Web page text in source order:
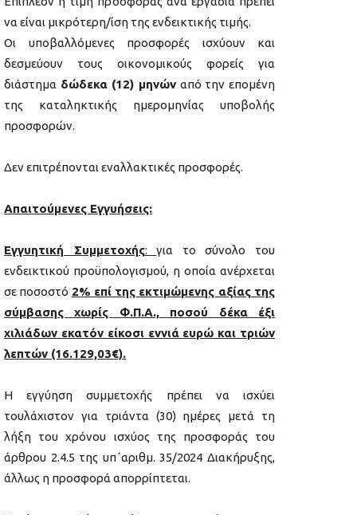
να είναι μικρότερη/ίση της ενδεικτικής τιμής.
Οι υποβαλλόμενες προσφορές ισχύουν και
δεσμεύουν τους οικονομικούς φορείς για
διάστημα δώδεκα (12) μηνών από την επομένη
της καταληκτικής ημερομηνίας υποβολής
προσφορών.
Δεν επιτρέπονται εναλλακτικές προσφορές.
Απαιτούμενες Εγγυήσεις:
Εγγυητική Συμμετοχής:για το σύνολο του
ενδεικτικού προϋπολογισμού, η οποία ανέρχεται
σε ποσοστό 2% επί της εκτιμώμενης αξίας της
σύμβασης χωρίς Φ.Π.Α., ποσού δέκα έξι
χιλιάδων εκατόν είκοσι εννιά ευρώ και τριών
λεπτών (16.129,03€).
Η εγγύηση συμμετοχής πρέπει να ισχύει
τουλάχιστον για τριάντα (30) ημέρες μετά τη
λήξη του χρόνου ισχύος της προσφοράς του
άρθρου 2.4.5 της υπ΄αριθμ. 35/2024 Διακήρυξης,
άλλως η προσφορά απορρίπτεται.